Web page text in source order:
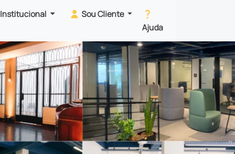
Institucional
Sou Cliente
Ajuda